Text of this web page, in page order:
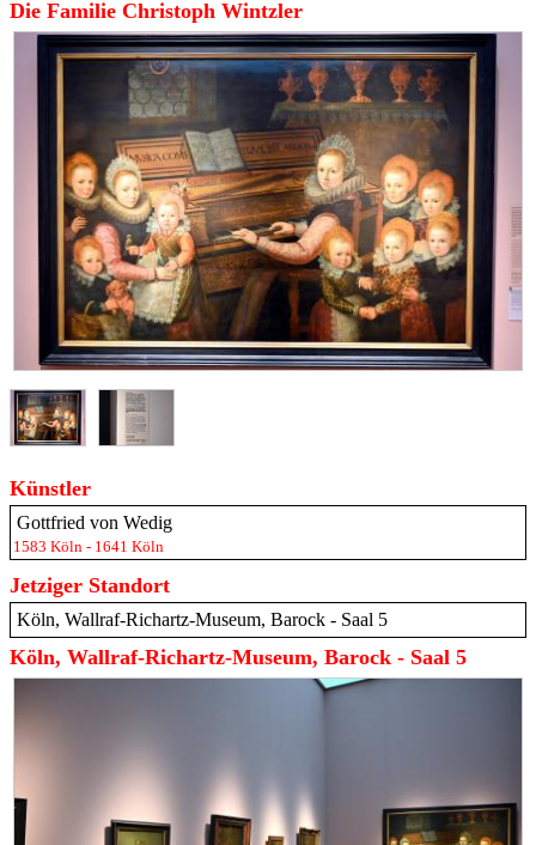
Die Familie Christoph Wintzler
Künstler
Gottfried von Wedig
1583 Köln - 1641 Köln
Jetziger Standort
Köln, Wallraf-Richartz-Museum, Barock - Saal 5
Köln, Wallraf-Richartz-Museum, Barock - Saal 5